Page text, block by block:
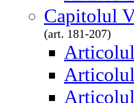
Capitolul
(art. 181-207)